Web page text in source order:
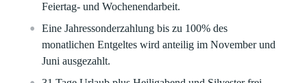
Feiertag- und Wochenendarbeit.
Eine Jahressonderzahlung bis zu 100% des
monatlichen Entgeltes wird anteilig im November und
Juni ausgezahlt.